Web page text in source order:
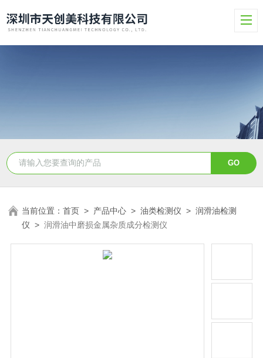
当前位置：首页 > 产品中心 >油类检测仪 >润滑油检测
仪 >润滑油中磨损金属杂质成分检测仪